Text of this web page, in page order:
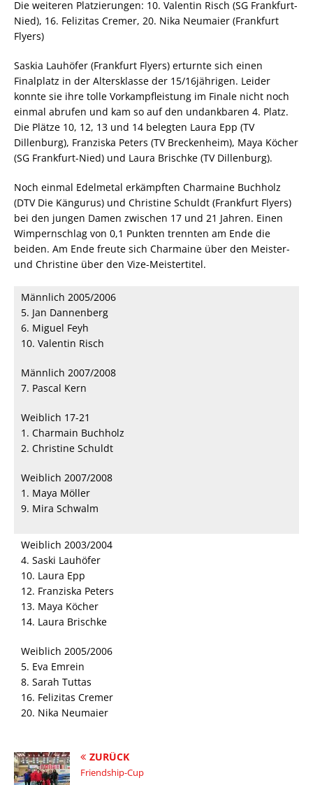
Die weiteren Platzierungen: 10. Valentin Risch (SG Frankfurt-
Nied), 16. Felizitas Cremer, 20. Nika Neumaier (Frankfurt
Flyers)
Saskia Lauhöfer (Frankfurt Flyers) erturnte sich einen
Finalplatz in der Altersklasse der 15/16jährigen. Leider
konnte sie ihre tolle Vorkampfleistung im Finale nicht noch
einmal abrufen und kam so auf den undankbaren 4. Platz.
Die Plätze 10, 12, 13 und 14 belegten Laura Epp (TV
Dillenburg), Franziska Peters (TV Breckenheim), Maya Köcher
(SG Frankfurt-Nied) und Laura Brischke (TV Dillenburg).
Noch einmal Edelmetal erkämpften Charmaine Buchholz
(DTV Die Kängurus) und Christine Schuldt (Frankfurt Flyers)
bei den jungen Damen zwischen 17 und 21 Jahren. Einen
Wimpernschlag von 0,1 Punkten trennten am Ende die
beiden. Am Ende freute sich Charmaine über den Meister-
und Christine über den Vize-Meistertitel.
Männlich 2005/2006
5. Jan Dannenberg
6. Miguel Feyh
10. Valentin Risch
Männlich 2007/2008
7. Pascal Kern
Weiblich 17-21
1. Charmain Buchholz
2. Christine Schuldt
Weiblich 2007/2008
1. Maya Möller
9. Mira Schwalm
Weiblich 2003/2004
4. Saski Lauhöfer
10. Laura Epp
12. Franziska Peters
13. Maya Köcher
14. Laura Brischke
Weiblich 2005/2006
5. Eva Emrein
8. Sarah Tuttas
16. Felizitas Cremer
20. Nika Neumaier
ZURÜCK
Friendship-Cup